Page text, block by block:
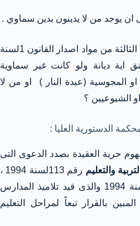
ان يوجد من لا يدينون بدين سماوي .
فهل نص الفقرة الثانية من المادة الثالثة من مواد اصدار القانون 1لسنة
اية ديانة ولو كانت غير سماوية
او المجوسية (عبدة النار ) او من لا
الشيوعيين ؟
الدستورية العليا :
حرية العقيدة بصدد الدعوى التى
والتعليم
رقم 113لسنة 1994 ،
والقرار المفسر له رقم 208 لسنة 1994 والذى قيد تلاميذ المدارس
بالقرار تبعاً لمراحل التعليم